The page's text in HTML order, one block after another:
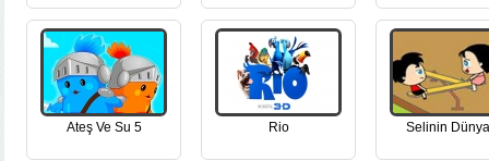
Ateş Ve Su 5 Rio Selinin